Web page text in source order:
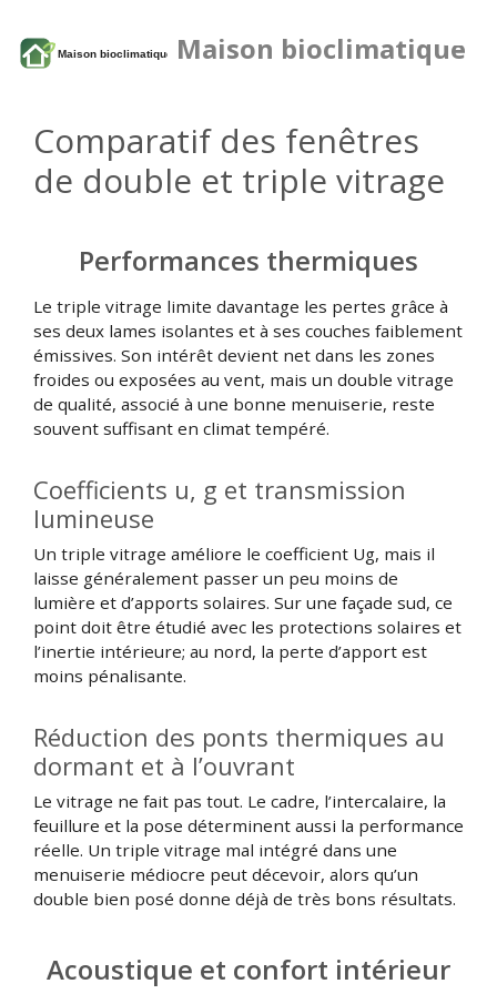
Maison bioclimatique
Comparatif des fenêtres
de double et triple vitrage
Performances thermiques
Le triple vitrage limite davantage les pertes grâce à
ses deux lames isolantes et à ses couches faiblement
émissives. Son intérêt devient net dans les zones
froides ou exposées au vent, mais un double vitrage
de qualité, associé à une bonne menuiserie, reste
souvent suffisant en climat tempéré.
Coefficients u, g et transmission
lumineuse
Un triple vitrage améliore le coefficient Ug, mais il
laisse généralement passer un peu moins de
lumière et d’apports solaires. Sur une façade sud, ce
point doit être étudié avec les protections solaires et
l’inertie intérieure; au nord, la perte d’apport est
moins pénalisante.
Réduction des ponts thermiques au
dormant et à l’ouvrant
Le vitrage ne fait pas tout. Le cadre, l’intercalaire, la
feuillure et la pose déterminent aussi la performance
réelle. Un triple vitrage mal intégré dans une
menuiserie médiocre peut décevoir, alors qu’un
double bien posé donne déjà de très bons résultats.
Acoustique et confort intérieur